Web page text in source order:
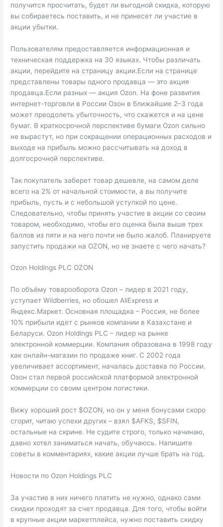
получится просчитать, будет ли выгодной скидка, которую
вы собираетесь поставить, и не принесет ли участие в
акции убытки.
Пользователям предоставляется информационная и
техническая поддержка на 30 языках. Чтобы различать
акции, перейдите на страницу акции.Если на странице
представлены товары одного продавца — это акция
продавца.Если разных — акция Ozon. На фоне развития
интернет-торговли в России Озон в ближайшие 2–3 года
может преодолеть убыточность, что скажется и на цене
бумаг. В краткосрочной перспективе бумаги Ozon сильно
не вырастут, но при сокращении операционных расходов и
выходе на прибыль можно рассчитывать на доход в
долгосрочной перспективе.
Так покупатель заберет товар дешевле, на самом деле
всего на 2% от начальной стоимости, а вы получите
прибыль, пусть и с небольшой уступкой по цене.
Следовательно, чтобы принять участие в акции со своим
товаром, необходимо, чтобы его оценка была выше трех
баллов из пяти и на него почти не было жалоб. Планируете
запустить продажи на OZON, но не знаете с чего начать?
Ozon Holdings PLC OZON
По объёму товарооборота Ozon – лидер в 2021 году,
уступает Wildberries, но обошел AliExpress и
Яндекс.Маркет. Основная площадка – Россия, не более
10% прибыли идет с рынков компании в Казахстане и
Беларуси. Ozon Holdings PLC – лидер на рынке
электронной коммерции. Компания образована в 1998 году
как онлайн-магазин по продаже книг. С 2002 года
увеличивает ассортимент, началась доставка по России.
Озон стал первой российской платформой электронной
коммерции со своим центром логистики.
Вижу хороший рост $OZON, но он у меня бонусами скоро
сгорит, читаю успехи других – взял $AFKS, $SFIN,
остальные на скрине. Не судите строго, только начинаю,
давно хотел заниматься начать, обучаюсь. Напишите
советы в комментариях, какие акции лучше брать на год.
Новости по Ozon Holdings PLC
За участие в них ничего платить не нужно, однако сами
скидки проходят за счет продавца. Для того, чтобы войти
в крупные акции маркетплейса, нужно поставить скидку